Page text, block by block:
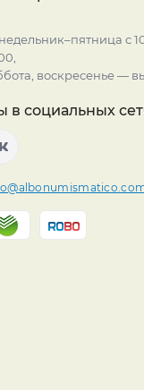
с
воскресенье —
в социальных